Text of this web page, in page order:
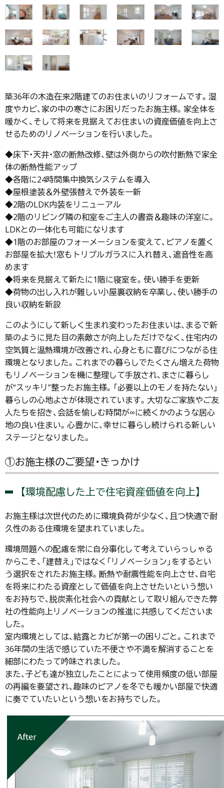
築36年の木造在来2階建てのお住まいのリフォームです。湿
度やカビ、家の中の寒さにお困りだったお施主様。家全体を
暖かく、そして将来を見据えてお住まいの資産価値を向上さ
せるためのリノベーションを行いました。
◆床下・天井・窓の断熱改修、壁は外側からの吹付断熱で家全
体の断熱性能アップ
◆各階に24時間集中換気システムを導入
◆屋根塗装＆外壁張替えで外装を一新
◆2階のLDK内装をリニューアル
◆2階のリビング隣の和室をご主人の書斎＆趣味の洋室に。
LDKとの一体化も可能になります
◆1階のお部屋のフォーメーションを変えて、ピアノを置く
お部屋を拡大！窓もトリプルガラスに入れ替え、遮音性を高
めます
◆将来を見据えて新たに1階に寝室を。使い勝手を更新
◆荷物の出し入れが難しい小屋裏収納を卒業し、使い勝手の
良い収納を新設
このようにして新しく生まれ変わったお住まいは、まるで新
築のように見た目の素敵さが向上しただけでなく、住宅内の
空気質と温熱環境が改善され、心身ともに喜びにつながる住
環境となりました。これまでの暮らしでたくさん増えた荷物
もリノベーションを機に整理して手放され、まさに暮らし
が“スッキリ”整ったお施主様。「必要以上のモノを持たない」
暮らしの心地よさが体現されています。大切なご家族やご友
人たちを招き、会話を愉しむ時間が∞に続くかのような居心
地の良い住まい。心豊かに、幸せに暮らし続けられる新しい
ステージとなりました。
①お施主様のご要望・きっかけ
【環境配慮した上で住宅資産価値を向上】
お施主様は次世代のために環境負荷が少なく、且つ快適で耐
久性のある住環境を望まれていました。
環境問題への配慮を常に自分事化して考えていらっしゃる
からこそ、「建替え」ではなく「リノベーション」をするとい
う選択をされたお施主様。断熱や耐震性能を向上させ、自宅
を将来にわたる資産として価値を向上させたいという想い
をお持ちで、脱炭素化社会への貢献として取り組んできた弊
社の性能向上リノベーションの推進に共感してくださいま
した。
室内環境としては、結露とカビが第一の困りごと。これまで
36年間の生活で感じていた不便さや不満を解消することを
細部にわたって吟味されました。
また、子ども達が独立したことによって使用頻度の低い部屋
の再編を要望され、趣味のピアノを冬でも暖かい部屋で快適
に奏でていたいという想いをお持ちでした。